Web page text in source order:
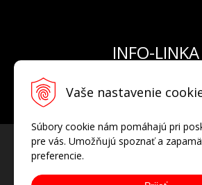
Vaše nastavenie
Súbory cookie nám pomáhajú pri
pre vás. Umožňujú spoznať a
preferencie.
INFO-LINKA
E-mail: